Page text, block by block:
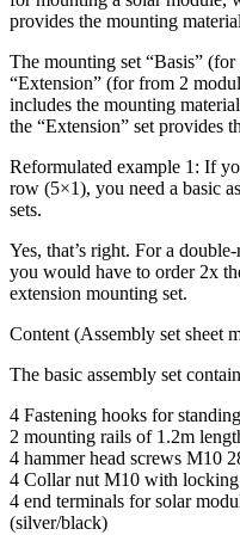
provides the mounting
The mounting set “Basis”
“Extension” (for from 2
includes the mounting
the “Extension” set provides
Reformulated example 1: If
row (5×1), you need a basic
sets.
Yes, that’s right. For a
you would have to order 2x
extension mounting set.
Content (Assembly set sheet
The basic assembly set
4 Fastening hooks for
2 mounting rails of 1.2m
4 hammer head screws M10
4 Collar nut M10 with locking
4 end terminals for solar
(silver/black)